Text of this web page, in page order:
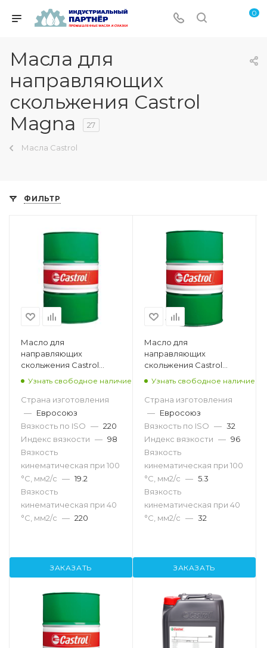
0
Масла для
направляющих
скольжения Castrol
Magna
27
Масла Castrol
ФИЛЬТР
Масло для
направляющих
скольжения Castrol
Magna SW 220, 208л
Узнать свободное наличие
Страна изготовления
— Евросоюз
Вязкость по ISO — 220
Индекс вязкости — 98
Вязкость
кинематическая при 100
°С, мм2/с — 19.2
Вязкость
кинематическая при 40
°С, мм2/с — 220
ЗАКАЗАТЬ
Масло для
направляющих
скольжения Castrol
Magna SW 32, 208л
Узнать свободное наличие
Страна изготовления
— Евросоюз
Вязкость по ISO — 32
Индекс вязкости — 96
Вязкость
кинематическая при 100
°С, мм2/с — 5.3
Вязкость
кинематическая при 40
°С, мм2/с — 32
ЗАКАЗАТЬ